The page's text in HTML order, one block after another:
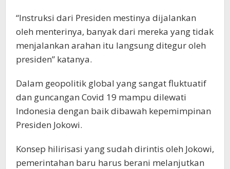
“Instruksi dari Presiden mestinya dijalankan
oleh menterinya, banyak dari mereka yang tidak
menjalankan arahan itu langsung ditegur oleh
presiden” katanya.
Dalam geopolitik global yang sangat fluktuatif
dan guncangan Covid 19 mampu dilewati
Indonesia dengan baik dibawah kepemimpinan
Presiden Jokowi.
Konsep hilirisasi yang sudah dirintis oleh Jokowi,
pemerintahan baru harus berani melanjutkan